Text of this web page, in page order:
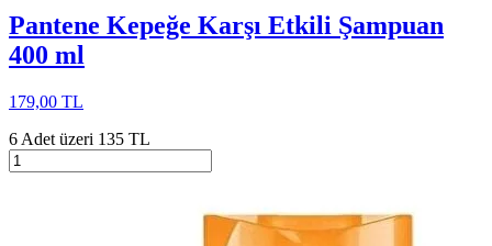
Pantene Kepeğe Karşı Etkili Şampuan
400 ml
179,00 TL
6 Adet üzeri 135 TL